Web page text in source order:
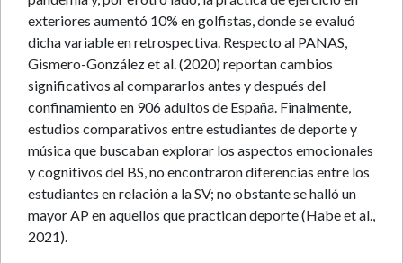
exteriores aumentó 10% en golfistas, donde se evaluó
dicha variable en retrospectiva. Respecto al PANAS,
Gismero-González et al. (2020) reportan cambios
significativos al compararlos antes y después del
confinamiento en 906 adultos de España. Finalmente,
estudios comparativos entre estudiantes de deporte y
música que buscaban explorar los aspectos emocionales
y cognitivos del BS, no encontraron diferencias entre los
estudiantes en relación a la SV; no obstante se halló un
mayor AP en aquellos que practican deporte (Habe et al.,
2021).